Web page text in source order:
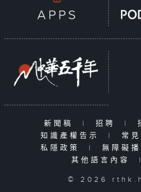
新聞稿 | 招聘 |
知識產權告示
| 常
私隱政策
| 無障礙
其他語言內容
|
© 2026